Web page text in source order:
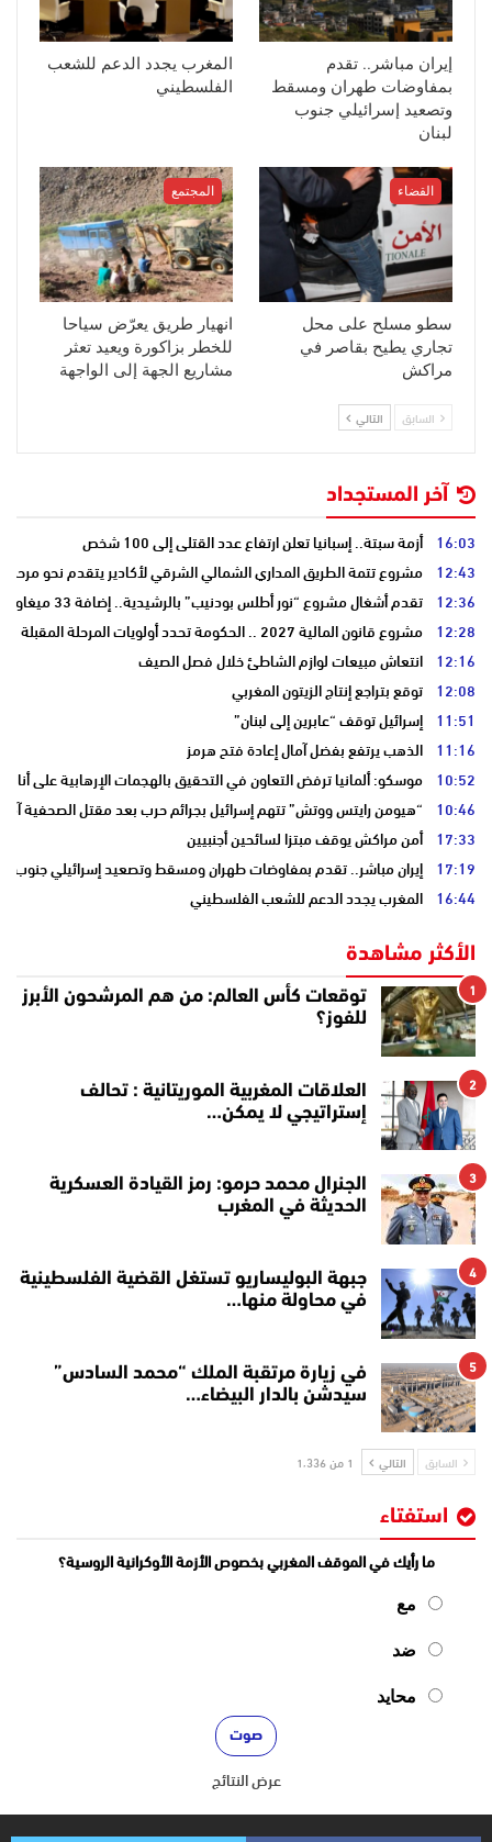
إيران مباشر.. تقدم
بمفاوضات طهران ومسقط
وتصعيد إسرائيلي جنوب
لبنان
المغرب يجدد الدعم للشعب
الفلسطيني
القضاء
سطو مسلح على محل
تجاري يطيح بقاصر في
مراكش
المجتمع
انهيار طريق يعرّض سياحا
للخطر بزاكورة ويعيد تعثر
مشاريع الجهة إلى الواجهة
السابق التالي
آخر المستجداد
16:03 أزمة سبتة.. إسبانيا تعلن ارتفاع عدد القتلى إلى 100 شخص
12:43 مشروع تتمة الطريق المداري الشمالي الشرقي لأكادير يتقدم نحو مرحلة
12:36 تقدم أشغال مشروع “نور أطلس بودنيب” بالرشيدية.. إضافة 33 ميغاوات إلى الشبكة الوطنية
12:28 مشروع قانون المالية 2027 .. الحكومة تحدد أولويات المرحلة المقبلة
12:16 انتعاش مبيعات لوازم الشاطئ خلال فصل الصيف
12:08 توقع بتراجع إنتاج الزيتون المغربي
11:51 إسرائيل توقف “عابرين إلى لبنان”
11:16 الذهب يرتفع بفضل آمال إعادة فتح هرمز
10:52 موسكو: ألمانيا ترفض التعاون في التحقيق بالهجمات الإرهابية على
10:46 “هيومن رايتس ووتش” تتهم إسرائيل بجرائم حرب بعد مقتل الصحفية
17:33 أمن مراكش يوقف مبتزا لسائحين أجنبيين
17:19 إيران مباشر.. تقدم بمفاوضات طهران ومسقط وتصعيد إسرائيلي جنوب
16:44 المغرب يجدد الدعم للشعب الفلسطيني
الأكثر مشاهدة
1
توقعات كأس العالم: من هم المرشحون الأبرز
للفوز؟
2
العلاقات المغربية الموريتانية : تحالف
إستراتيجي لا يمكن…
3
الجنرال محمد حرمو: رمز القيادة العسكرية
الحديثة في المغرب
4
جبهة البوليساريو تستغل القضية الفلسطينية
في محاولة منها…
5
في زيارة مرتقبة الملك “محمد السادس”
سيدشن بالدار البيضاء…
السابق التالي 1 من 1٬336
استفتاء
ما رأيك في الموقف المغربي بخصوص الأزمة الأوكرانية الروسية؟
مع
ضد
محايد
عرض النتائج